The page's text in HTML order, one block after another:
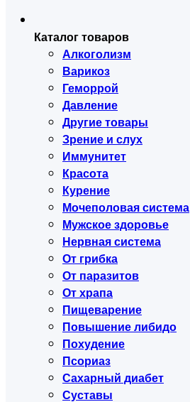
Каталог товаров
Алкоголизм
Варикоз
Геморрой
Давление
Другие товары
Зрение и слух
Иммунитет
Красота
Курение
Мочеполовая система
Мужское здоровье
Нервная система
От грибка
От паразитов
От храпа
Пищеварение
Повышение либидо
Похудение
Псориаз
Сахарный диабет
Суставы